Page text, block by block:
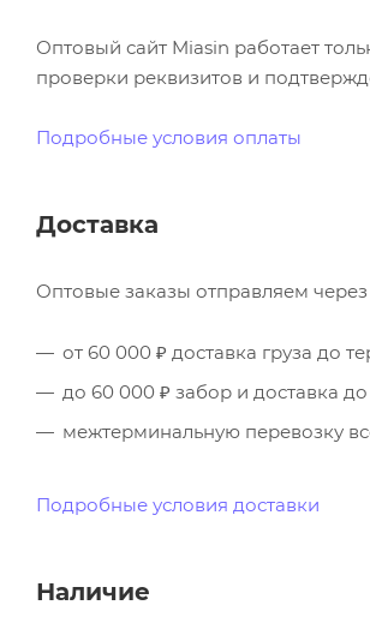
Оптовый сайт Miasin работает
проверки реквизитов и
Подробные условия оплаты
Доставка
Оптовые заказы отправляем через
от 60 000 ₽ доставка груза до
до 60 000 ₽ забор и доставка
межтерминальную перевозку
Подробные условия доставки
Наличие